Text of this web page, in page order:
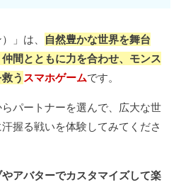
」は、
自然豊かな世界を舞台
間とともに力を合わせ、モンス
う スマホゲームです。
パートナーを選んで、広大な世
握る戦いを体験してみてくださ
アバターでカスタマイズして楽